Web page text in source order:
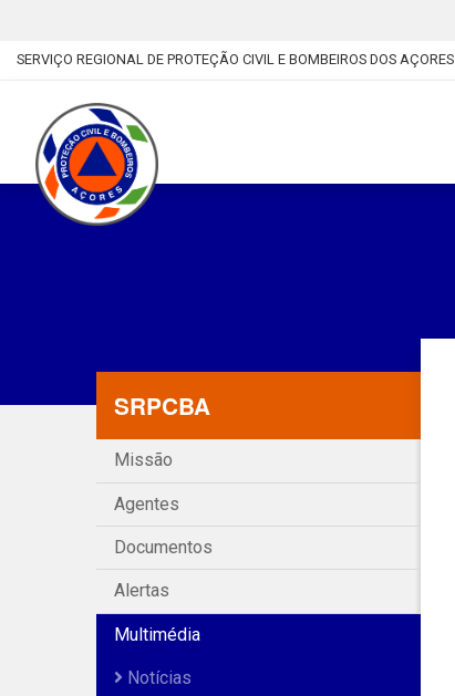
SERVIÇO REGIONAL DE PROTEÇÃO CIVIL E BOMBEIROS DOS AÇORES
SRPCBA
Missão
Agentes
Documentos
Alertas
Multimédia
Notícias